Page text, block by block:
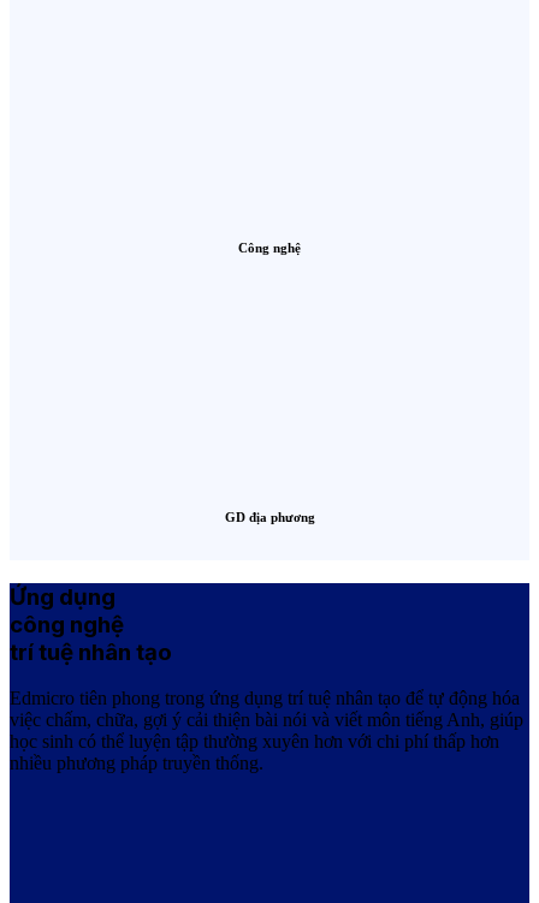
Công nghệ
GD địa phương
Ứng dụng
công nghệ
trí tuệ nhân tạo
Edmicro tiên phong trong ứng dụng trí tuệ nhân tạo để tự động hóa
việc chấm, chữa, gợi ý cải thiện bài nói và viết môn tiếng Anh, giúp
học sinh có thể luyện tập thường xuyên hơn với chi phí thấp hơn
nhiều phương pháp truyền thống.